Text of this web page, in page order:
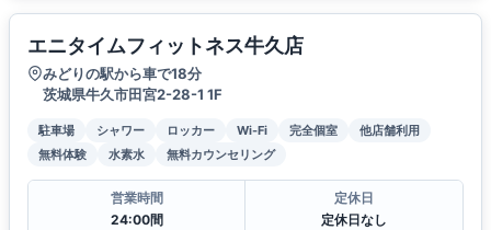
エニタイムフィットネス牛久店
みどりの駅から車で18分
茨城県牛久市田宮2-28-1 1F
駐車場 シャワー ロッカー Wi-Fi 完全個室
他店舗利用
無料体験
水素水 無料カウンセリング
営業時間
24:00間
定休日
定休日なし